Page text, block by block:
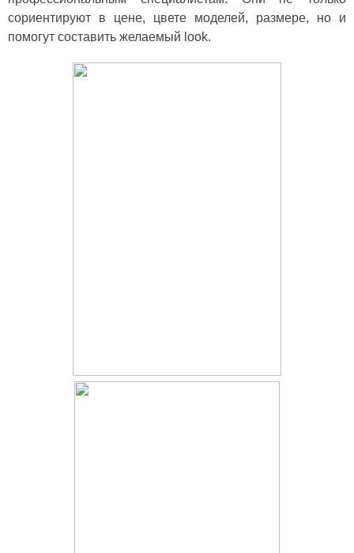
сориентируют в цене, цвете моделей, размере, но и
помогут составить желаемый look.